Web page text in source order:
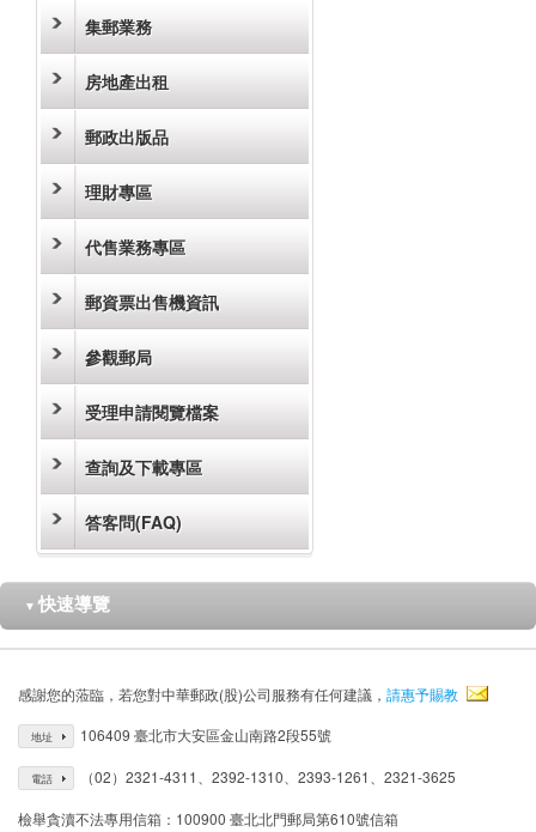
集郵業務
房地產出租
郵政出版品
理財專區
代售業務專區
郵資票出售機資訊
參觀郵局
受理申請閱覽檔案
查詢及下載專區
答客問(FAQ)
▼ 快速導覽
感謝您的蒞臨，若您對中華郵政(股)公司服務有任何建議， 請惠予賜教
地址 106409 臺北市大安區金山南路2段55號
電話 （02）2321-4311、2392-1310、2393-1261、2321-3625
檢舉貪瀆不法專用信箱：100900 臺北北門郵局第610號信箱